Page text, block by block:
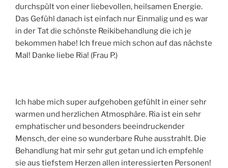
durchspült von einer liebevollen, heilsamen Energie.
Das Gefühl danach ist einfach nur Einmalig und es war
in der Tat die schönste Reikibehandlung die ich je
bekommen habe! Ich freue mich schon auf das nächste
Mal! Danke liebe Ria! (Frau P.)
Ich habe mich super aufgehoben gefühlt in einer sehr
warmen und herzlichen Atmosphäre. Ria ist ein sehr
emphatischer und besonders beeindruckender
Mensch, der eine so wunderbare Ruhe ausstrahlt. Die
Behandlung hat mir sehr gut getan und ich empfehle
sie aus tiefstem Herzen allen interessierten Personen!